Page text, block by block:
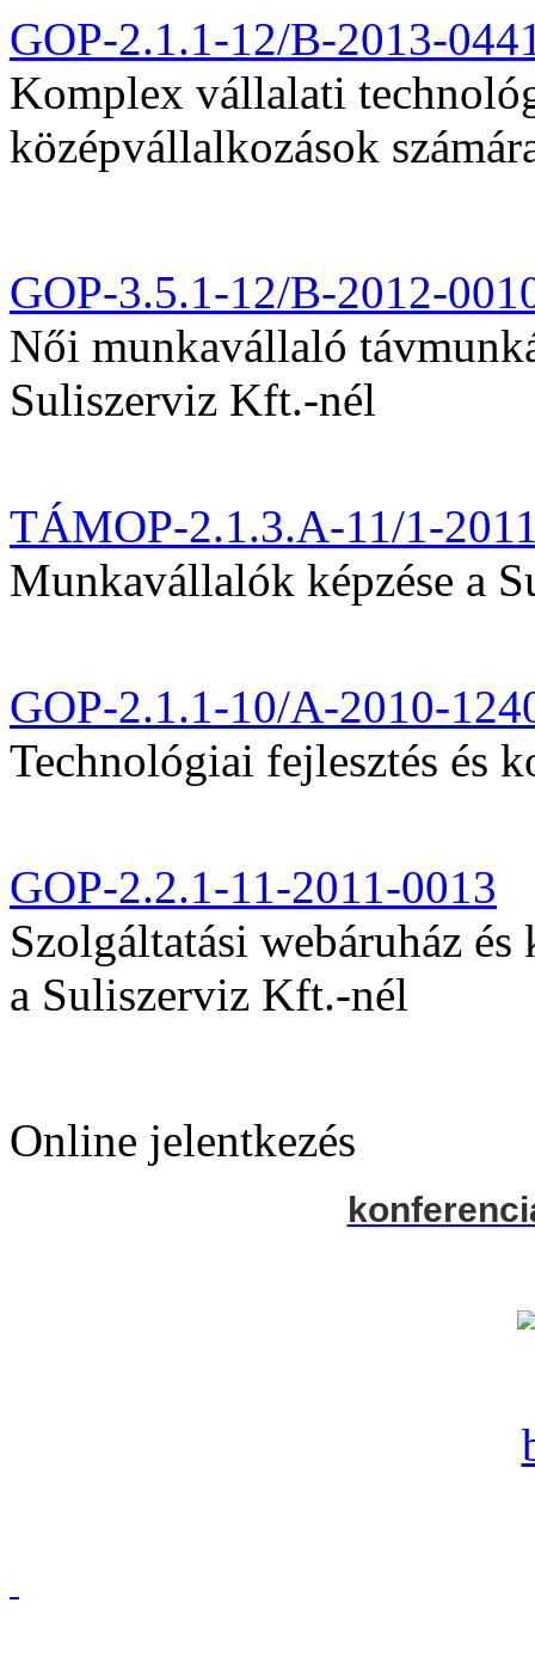
GOP-2.1.1-12/B-2013-
Komplex vállalati
középvállalkozások
GOP-3.5.1-12/B-2012-
Női munkavállaló
Suliszerviz Kft.-nél
TÁMOP-2.1.3.A-11/1-
Munkavállalók képzése a
GOP-2.1.1-10/A-2010-
Technológiai fejlesztés és
GOP-2.2.1-11-2011-0013
Szolgáltatási webáruház
a Suliszerviz Kft.-nél
Online jelentkezés